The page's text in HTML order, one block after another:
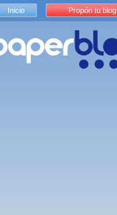
Inicio Propón tu blog